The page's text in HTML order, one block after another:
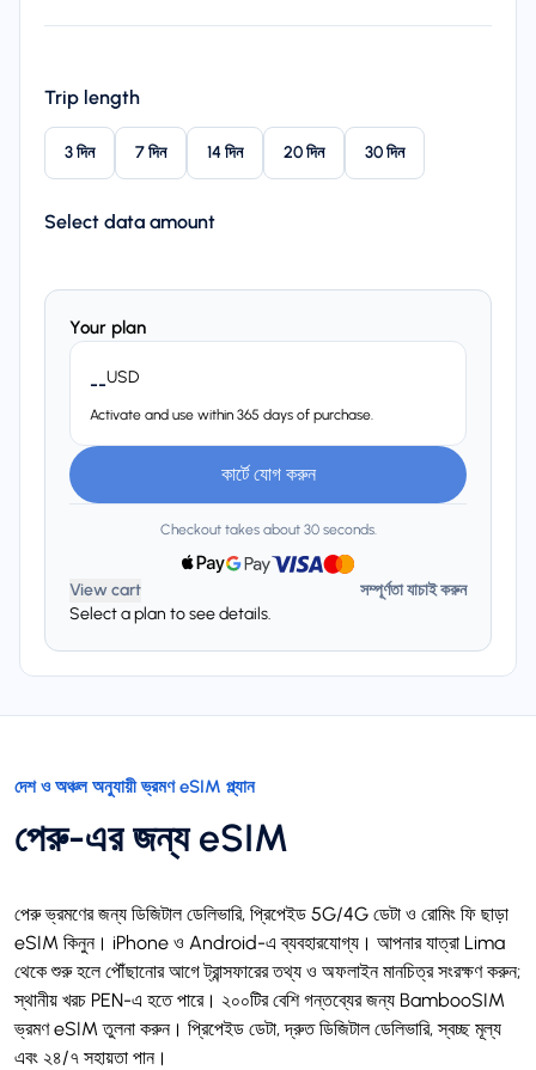
Trip length
3 দিন 7 দিন 14 দিন 20 দিন 30 দিন
Select data amount
Your plan
--USD
Activate and use within 365 days of purchase.
কার্টে যোগ করুন
Checkout takes about 30 seconds.
View cart
সম্পূর্ণতা যাচাই করুন
Select a plan to see details.
দেশ ও অঞ্চল অনুযায়ী ভ্রমণ eSIM প্ল্যান
পেরু-এর জন্য eSIM
পেরু ভ্রমণের জন্য ডিজিটাল ডেলিভারি, প্রিপেইড 5G/4G ডেটা ও রোমিং ফি ছাড়া
eSIM কিনুন। iPhone ও Android-এ ব্যবহারযোগ্য। আপনার যাত্রা Lima
থেকে শুরু হলে পৌঁছানোর আগে ট্রান্সফারের তথ্য ও অফলাইন মানচিত্র সংরক্ষণ করুন;
স্থানীয় খরচ PEN-এ হতে পারে। ২০০টির বেশি গন্তব্যের জন্য BambooSIM
ভ্রমণ eSIM তুলনা করুন। প্রিপেইড ডেটা, দ্রুত ডিজিটাল ডেলিভারি, স্বচ্ছ মূল্য
এবং ২৪/৭ সহায়তা পান।